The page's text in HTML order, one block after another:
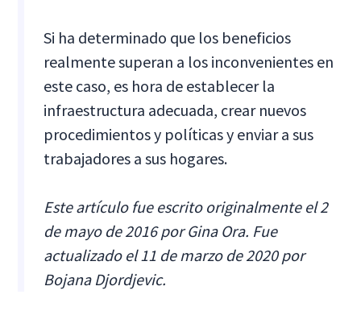
Si ha determinado que los beneficios
realmente superan a los inconvenientes en
este caso, es hora de establecer la
infraestructura adecuada, crear nuevos
procedimientos y políticas y enviar a sus
trabajadores a sus hogares.
Este artículo fue escrito originalmente el 2
de mayo de 2016 por Gina Ora. Fue
actualizado el 11 de marzo de 2020 por
Bojana Djordjevic.